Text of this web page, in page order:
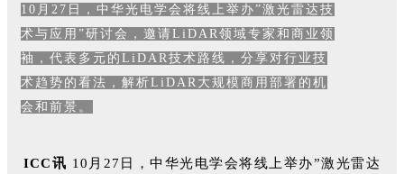
10月27日，中华光电学会将线上举办”激光雷达技
术与应用”研讨会，邀请LiDAR领域专家和商业领
袖，代表多元的LiDAR技术路线，分享对行业技
术趋势的看法，解析LiDAR大规模商用部署的机
会和前景。
ICC讯 10月27日，中华光电学会将线上举办”激光雷达